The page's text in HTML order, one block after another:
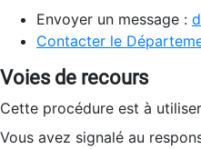
Envoyer un message :
Contacter le
Voies de recours
Cette procédure est à
Vous avez signalé au